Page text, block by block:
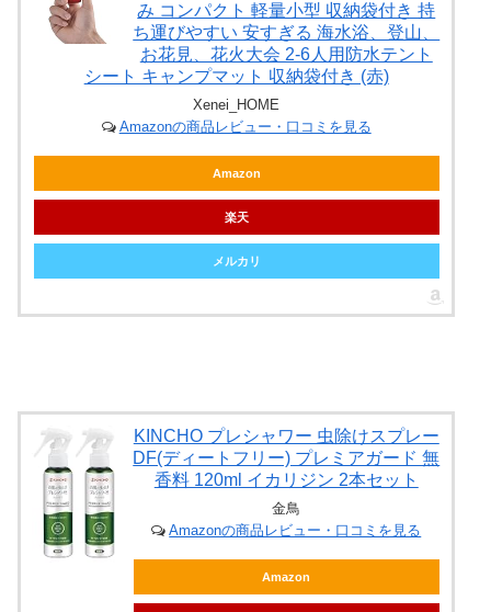
み コンパクト 軽量小型 収納袋付き 持
ち運びやすい 安すぎる 海水浴、登山、
お花見、花火大会 2-6人用防水テント
シート キャンプマット 収納袋付き (赤)
Xenei_HOME
Amazonの商品レビュー・口コミを見る
Amazon
楽天
メルカリ
KINCHO プレシャワー 虫除けスプレー
DF(ディートフリー) プレミアガード 無
香料 120ml イカリジン 2本セット
金鳥
Amazonの商品レビュー・口コミを見る
Amazon